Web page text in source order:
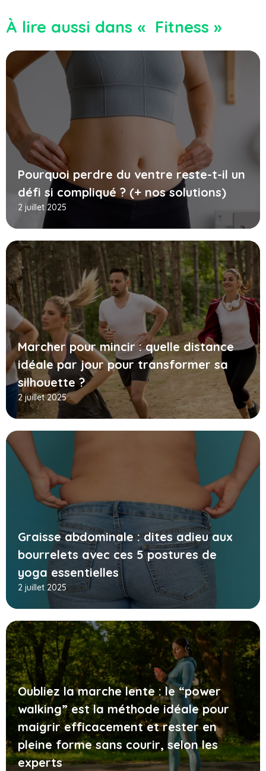
À lire aussi dans « Fitness »
Pourquoi perdre du ventre reste-t-il un
défi si compliqué ? (+ nos solutions)
2 juillet 2025
Marcher pour mincir : quelle distance
idéale par jour pour transformer sa
silhouette ?
2 juillet 2025
Graisse abdominale : dites adieu aux
bourrelets avec ces 5 postures de
yoga essentielles
2 juillet 2025
Oubliez la marche lente : le “power
walking” est la méthode idéale pour
maigrir efficacement et rester en
pleine forme sans courir, selon les
experts